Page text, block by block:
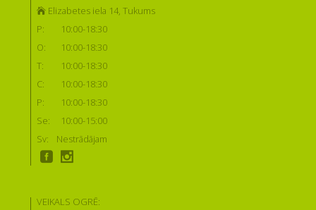
Elizabetes iela 14, Tukums
P:
10:00-18:30
O:
10:00-18:30
T:
10:00-18:30
C:
10:00-18:30
P:
10:00-18:30
Se:
10:00-15:00
Sv:
Nestrādājam
VEIKALS OGRĒ: